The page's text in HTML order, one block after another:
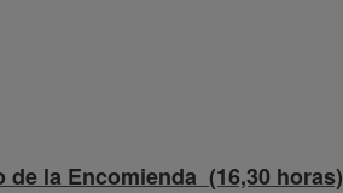
de la Encomienda (16,30 horas)